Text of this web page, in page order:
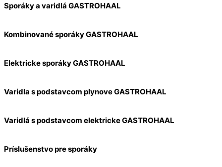
Sporáky a varidlá GASTROHAAL
Kombinované sporáky GASTROHAAL
Elektricke sporáky GASTROHAAL
Varidla s podstavcom plynove GASTROHAAL
Varidlá s podstavcom elektricke GASTROHAAL
Príslušenstvo pre sporáky